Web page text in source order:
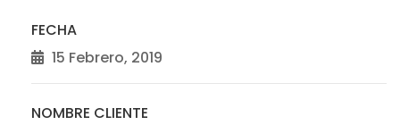
FECHA
15 Febrero, 2019
NOMBRE CLIENTE